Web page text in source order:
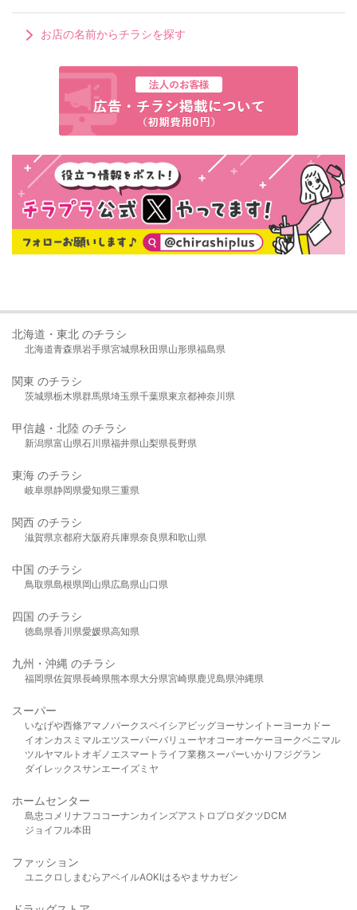
お店の名前からチラシを探す
北海道・東北 のチラシ
北海道青森県岩手県宮城県秋田県山形県福島県
関東 のチラシ
茨城県栃木県群馬県埼玉県千葉県東京都神奈川県
甲信越・北陸 のチラシ
新潟県富山県石川県福井県山梨県長野県
東海 のチラシ
岐阜県静岡県愛知県三重県
関西 のチラシ
滋賀県京都府大阪府兵庫県奈良県和歌山県
中国 のチラシ
鳥取県島根県岡山県広島県山口県
四国 のチラシ
徳島県香川県愛媛県高知県
九州・沖縄 のチラシ
福岡県佐賀県長崎県熊本県大分県宮崎県鹿児島県沖縄県
スーパー
いなげや西條アマノパークスベイシア ビッグヨーサンイトーヨーカドー
イオンカスミ マルエツスーパーバリューヤオコーオーケー ヨークベニマル
ツルヤマルト オギノ エスマート ライフ業務スーパーいかり フジグラン
ダイレックスサンエーイズミヤ
ホームセンター
島忠 コメリ ナフコ コーナンカインズアストロプロダクツDCM
ジョイフル本田
ファッション
ユニクロ しまむら アベイルAOKIはるやま サカゼン